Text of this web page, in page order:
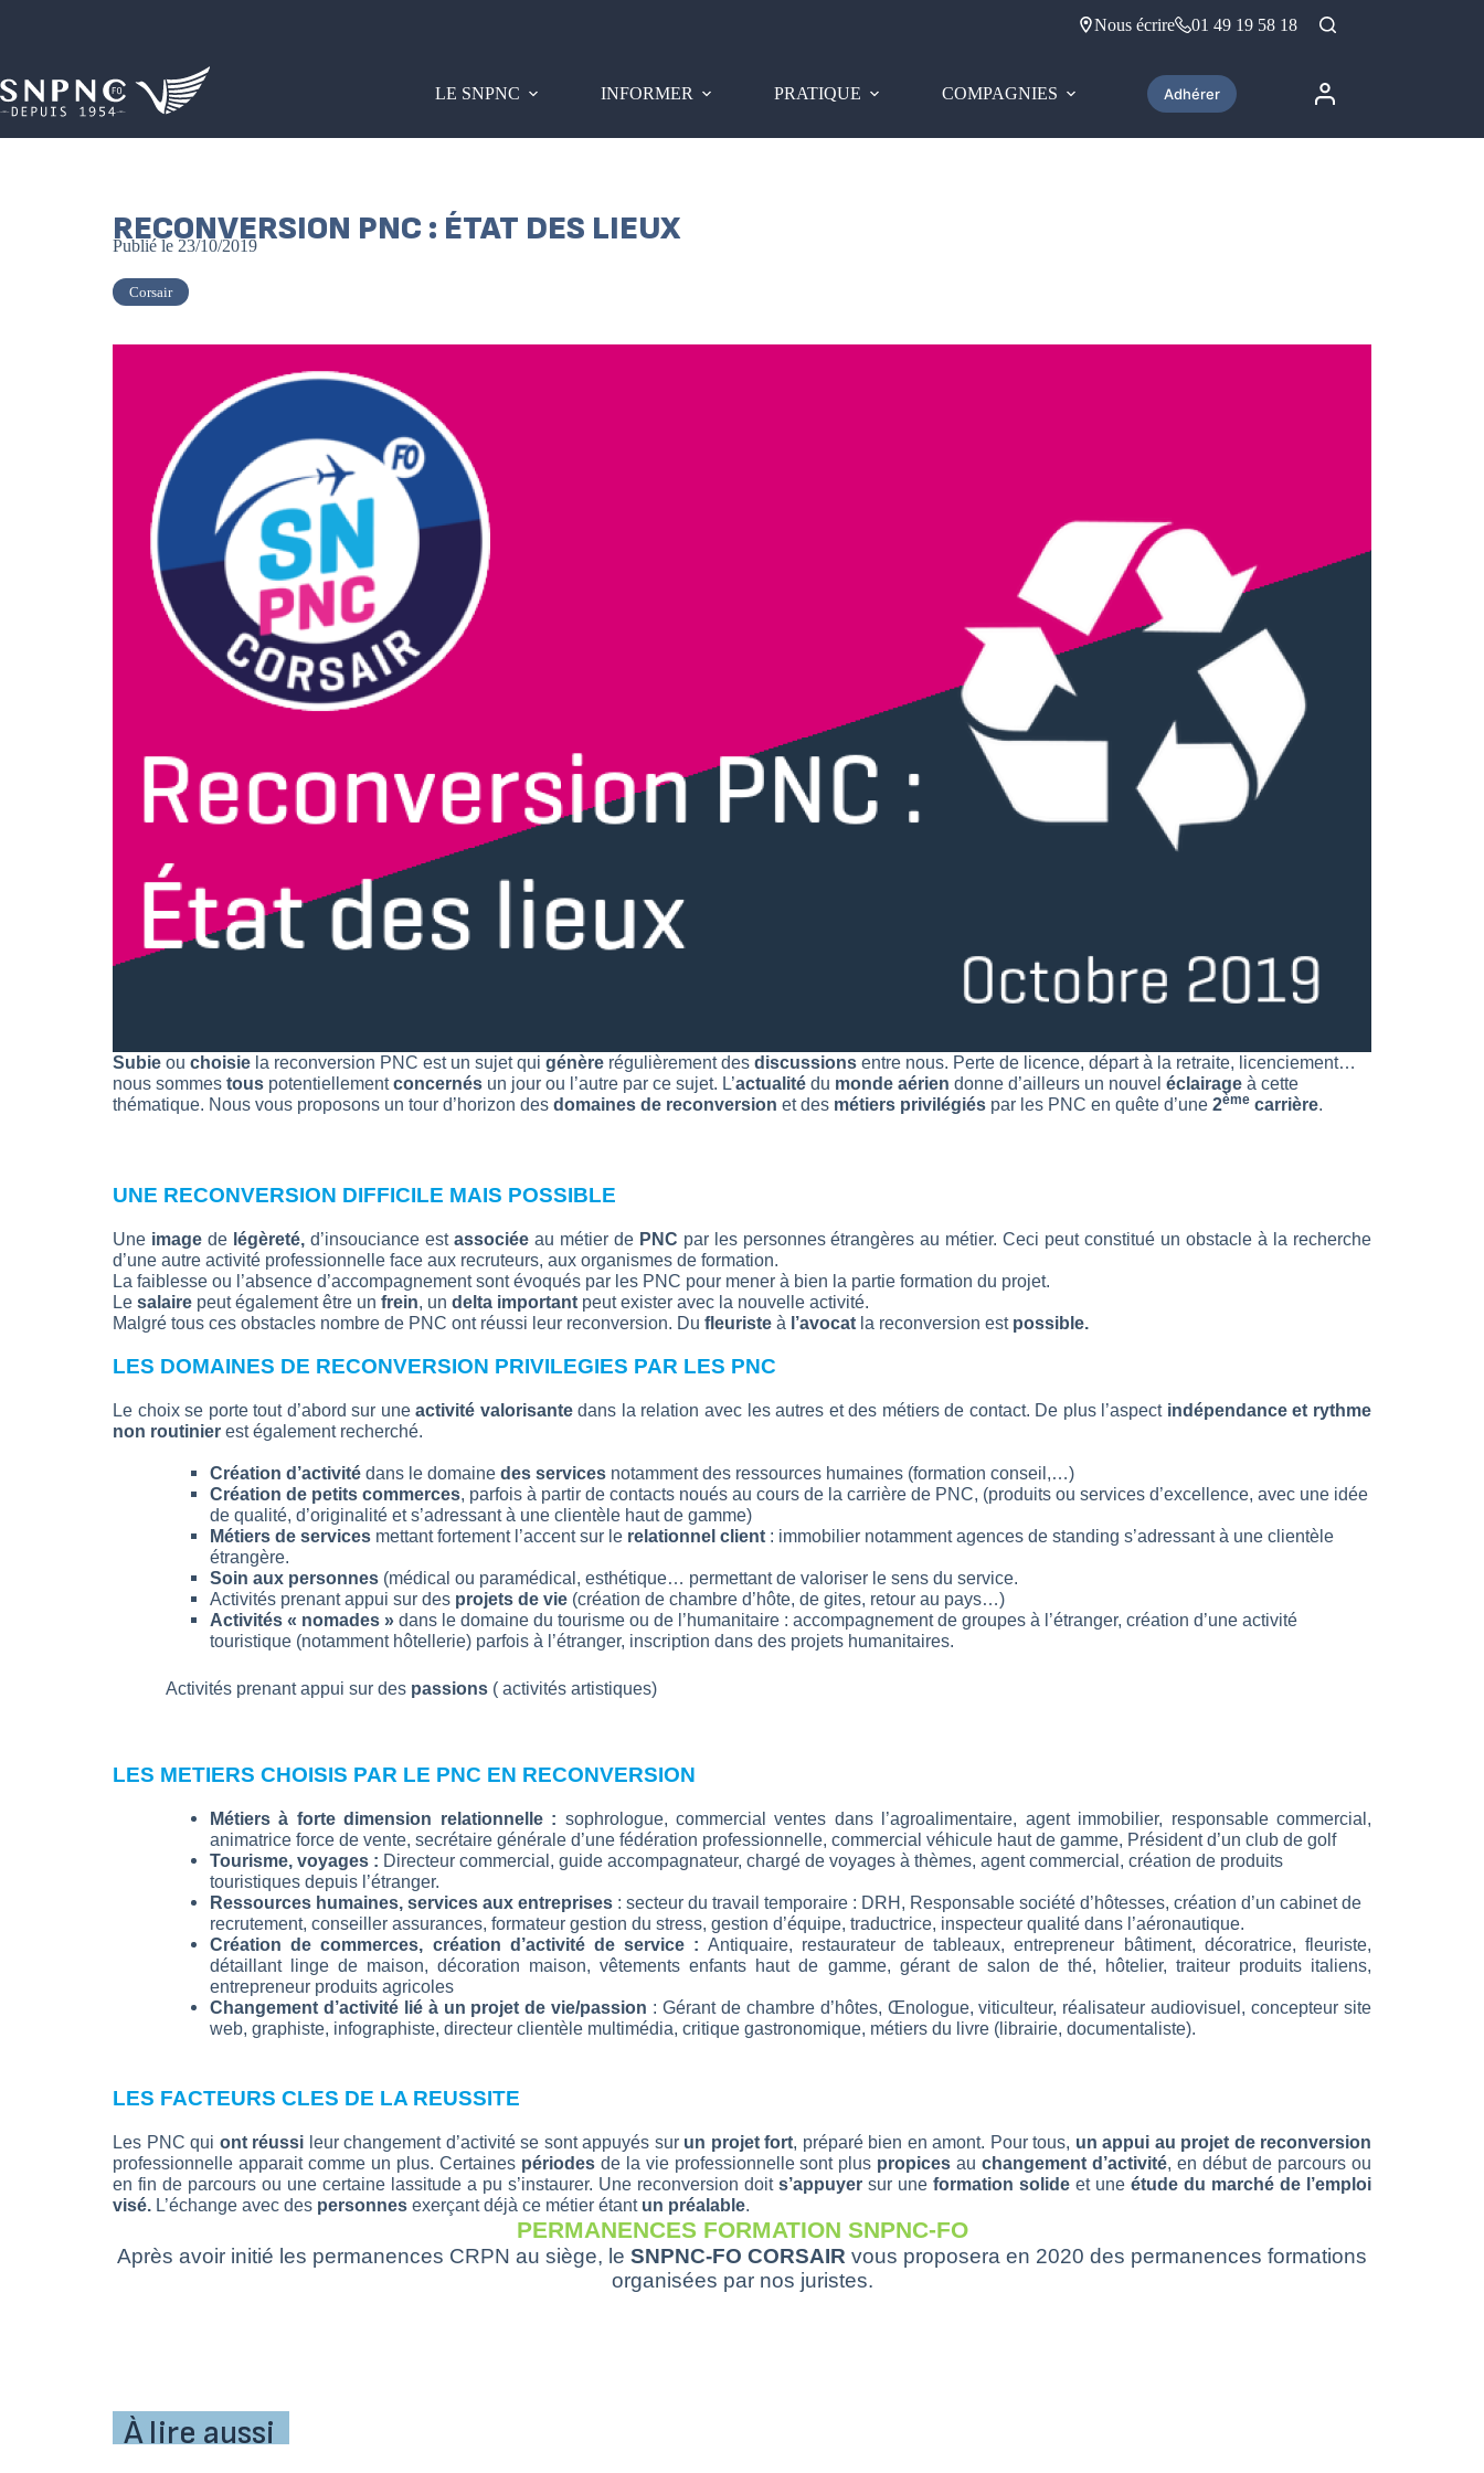
Nous écrire 01 49 19 58 18
LE SNPNC INFORMER PRATIQUE COMPAGNIES Adhérer
RECONVERSION PNC : ÉTAT DES LIEUX
Publié le 23/10/2019
Corsair
Subie ou choisie la reconversion PNC est un sujet qui génère régulièrement des discussions entre nous. Perte de licence, départ à la retraite, licenciement…
nous sommes tous potentiellementconcernés un jour ou l’autre par ce sujet. L’actualité du monde aérien donne d’ailleurs un nouvel éclairage à cette
thématique. Nous vous proposons un tour d’horizon des domaines de reconversion et des métiers privilégiés par les PNC en quête d’une 2ème carrière.
UNE RECONVERSION DIFFICILE MAIS POSSIBLE
Une image de légèreté,d’insouciance est associéeau métier de PNC par les personnes étrangères au métier. Ceci peut constitué un obstacle à la recherche
d’une autre activité professionnelle face aux recruteurs, aux organismes de formation.
La faiblesse ou l’absence d’accompagnement sont évoqués par les PNC pour mener à bien la partie formation du projet.
Le salaire peut également être un frein, un delta important peut exister avec la nouvelle activité.
Malgré tous ces obstacles nombre de PNC ont réussi leur reconversion. Du fleuriste à l’avocat la reconversion est possible.
LES DOMAINES DE RECONVERSION PRIVILEGIES PAR LES PNC
Le choix se porte tout d’abord sur uneactivité valorisantedans la relation avec les autres et des métiers de contact. De plus l’aspect indépendance et rythme
non routinier est également recherché.
Création d’activité dans le domaine des services notamment des ressources humaines (formation conseil,…)
Création de petits commerces, parfois à partir de contacts noués au cours de la carrière de PNC, (produits ou services d’excellence, avec une idée
de qualité, d’originalité et s’adressant à une clientèle haut de gamme)
Métiers de services mettant fortement l’accent sur le relationnel client : immobilier notamment agences de standing s’adressant à une clientèle
étrangère.
Soin aux personnes (médical ou paramédical, esthétique… permettant de valoriser le sens du service.
Activités prenant appui sur des projets de vie (création de chambre d’hôte, de gites, retour au pays…)
Activités « nomades » dans le domaine du tourisme ou de l’humanitaire : accompagnement de groupes à l’étranger, création d’une activité
touristique (notamment hôtellerie) parfois à l’étranger, inscription dans des projets humanitaires.
Activités prenant appui sur des passions ( activités artistiques)
LES METIERS CHOISIS PAR LE PNC EN RECONVERSION
Métiers à forte dimension relationnelle : sophrologue, commercial ventes dans l’agroalimentaire, agent immobilier, responsable commercial,
animatrice force de vente, secrétaire générale d’une fédération professionnelle, commercial véhicule haut de gamme, Président d’un club de golf
Tourisme, voyages : Directeur commercial, guide accompagnateur, chargé de voyages à thèmes, agent commercial, création de produits
touristiques depuis l’étranger.
Ressources humaines, services aux entreprises : secteur du travail temporaire : DRH, Responsable société d’hôtesses, création d’un cabinet de
recrutement, conseiller assurances, formateur gestion du stress, gestion d’équipe, traductrice, inspecteur qualité dans l’aéronautique.
Création de commerces, création d’activité de service : Antiquaire, restaurateur de tableaux, entrepreneur bâtiment, décoratrice, fleuriste,
détaillant linge de maison, décoration maison, vêtements enfants haut de gamme, gérant de salon de thé, hôtelier, traiteur produits italiens,
entrepreneur produits agricoles
Changement d’activité lié à un projet de vie/passion : Gérant de chambre d’hôtes, Œnologue, viticulteur, réalisateur audiovisuel, concepteur site
web, graphiste, infographiste, directeur clientèle multimédia, critique gastronomique, métiers du livre (librairie, documentaliste).
LES FACTEURS CLES DE LA REUSSITE
Les PNC qui ont réussi leur changement d’activité se sont appuyés sur un projet fort, préparé bien en amont. Pour tous, un appui au projet de reconversion
professionnelle apparait comme un plus. Certaines périodes de la vie professionnelle sont plus propicesauchangement d’activité, en début de parcours ou
en fin de parcours ou une certaine lassitude a pu s’instaurer. Une reconversion doit s’appuyer sur une formation solide et une étude du marché de l’emploi
visé. L’échange avec des personnes exerçant déjà ce métier étant un préalable.
PERMANENCES FORMATION SNPNC-FO
Après avoir initié les permanences CRPN au siège, le SNPNC-FO CORSAIR vous proposera en 2020 des permanences formations
organisées par nos juristes.
À lire aussi